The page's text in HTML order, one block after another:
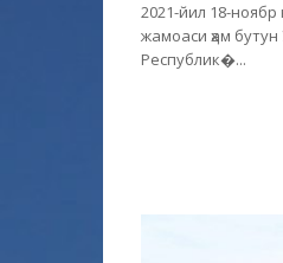
2021-йил 18-
жамоаси ҳам
Республик�...